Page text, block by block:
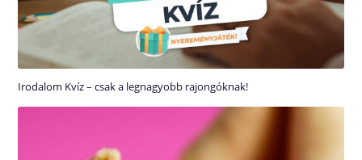
Irodalom Kvíz – csak a legnagyobb rajongóknak!